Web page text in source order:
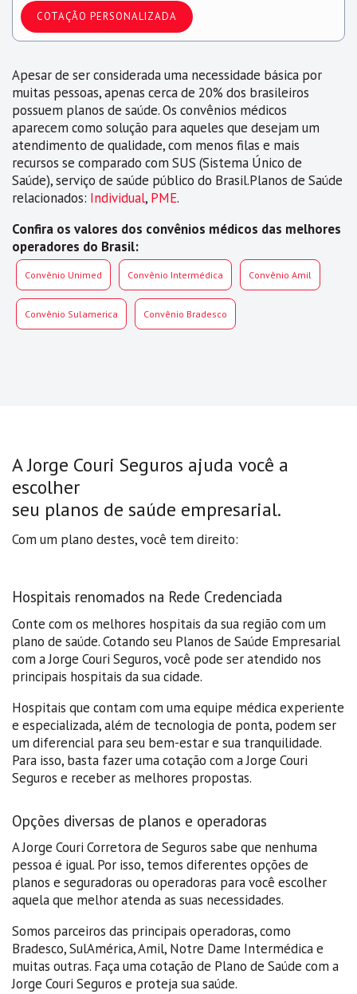
COTAÇÃO PERSONALIZADA
Apesar de ser considerada uma necessidade básica por
muitas pessoas, apenas cerca de 20% dos brasileiros
possuem planos de saúde. Os convênios médicos
aparecem como solução para aqueles que desejam um
atendimento de qualidade, com menos filas e mais
recursos se comparado com SUS (Sistema Único de
Saúde), serviço de saúde público do Brasil.Planos de Saúde
relacionados: Individual, PME.
Confira os valores dos convênios médicos das melhores
operadores do Brasil:
Convênio Unimed Convênio Intermédica Convênio Amil
Convênio Sulamerica Convênio Bradesco
A Jorge Couri Seguros ajuda você a
escolher
seu planos de saúde empresarial.
Com um plano destes, você tem direito:
Hospitais renomados na Rede Credenciada
Conte com os melhores hospitais da sua região com um
plano de saúde. Cotando seu Planos de Saúde Empresarial
com a Jorge Couri Seguros, você pode ser atendido nos
principais hospitais da sua cidade.
Hospitais que contam com uma equipe médica experiente
e especializada, além de tecnologia de ponta, podem ser
um diferencial para seu bem-estar e sua tranquilidade.
Para isso, basta fazer uma cotação com a Jorge Couri
Seguros e receber as melhores propostas.
Opções diversas de planos e operadoras
A Jorge Couri Corretora de Seguros sabe que nenhuma
pessoa é igual. Por isso, temos diferentes opções de
planos e seguradoras ou operadoras para você escolher
aquela que melhor atenda as suas necessidades.
Somos parceiros das principais operadoras, como
Bradesco, SulAmérica, Amil, Notre Dame Intermédica e
muitas outras. Faça uma cotação de Plano de Saúde com a
Jorge Couri Seguros e proteja sua saúde.